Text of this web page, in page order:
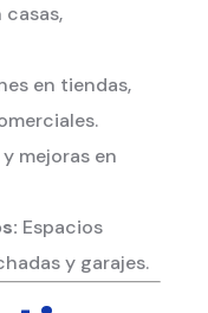
casas,
en tiendas,
mejoras en
Espacios
y garajes.